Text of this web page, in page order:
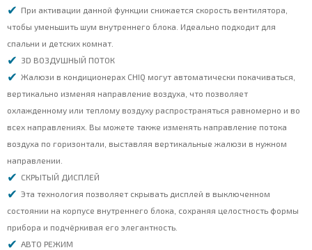
При активации данной функции снижается скорость вентилятора,
чтобы уменьшить шум внутреннего блока. Идеально подходит для
спальни и детских комнат.
3D ВОЗДУШНЫЙ ПОТОК
Жалюзи в кондиционерах CHIQ могут автоматически покачиваться,
вертикально изменяя направление воздуха, что позволяет
охлажденному или теплому воздуху распространяться равномерно и во
всех направлениях. Вы можете также изменять направление потока
воздуха по горизонтали, выставляя вертикальные жалюзи в нужном
направлении.
СКРЫТЫЙ ДИСПЛЕЙ
Эта технология позволяет скрывать дисплей в выключенном
состоянии на корпусе внутреннего блока, сохраняя целостность формы
прибора и подчёркивая его элегантность.
АВТО РЕЖИМ